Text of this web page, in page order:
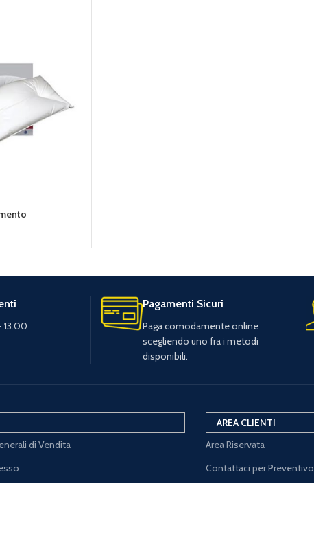
13.00
Pagamenti Sicuri
Paga comodamente online
scegliendo uno fra i metodi
disponibili.
di Vendita
AREA CLIENTI
Area Riservata
Contattaci per Preventivo